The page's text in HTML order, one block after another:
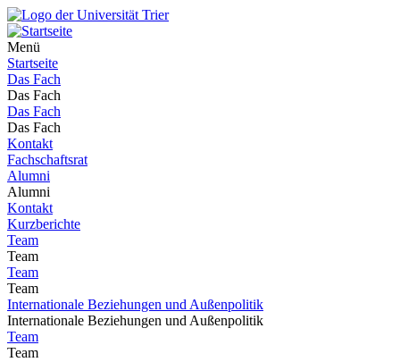
Menü
Startseite
Das Fach
Das Fach
Das Fach
Das Fach
Kontakt
Fachschaftsrat
Alumni
Alumni
Kontakt
Kurzberichte
Team
Team
Team
Team
Internationale Beziehungen und Außenpolitik
Internationale Beziehungen und Außenpolitik
Team
Team